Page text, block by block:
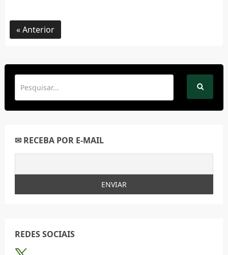
Anterior
✉ RECEBA POR E-MAIL
REDES SOCIAIS